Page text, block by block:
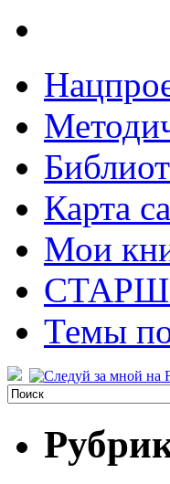
Карта
Мои
Темы